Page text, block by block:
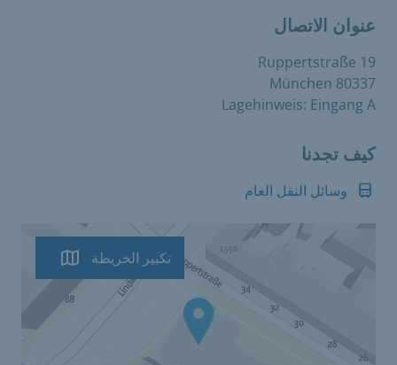
عنوان الاتصال
Ruppertstraße 19
80337 München
Lagehinweis: Eingang A
كيف تجدنا
وسائل النقل العام
تكبير الخريطة